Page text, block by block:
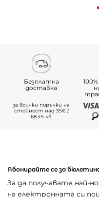
Безплатна
доставка
за всички поръчки на
стойност над 35€ /
68.45 лв.
Абонирайте се за
За да получавате най-
на електронната си